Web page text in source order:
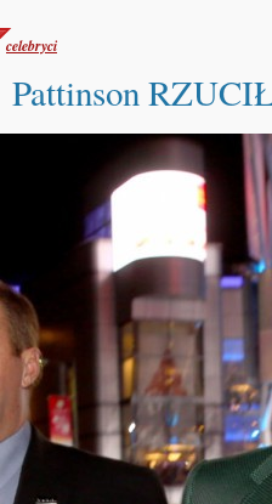
celebryci
Pattinson